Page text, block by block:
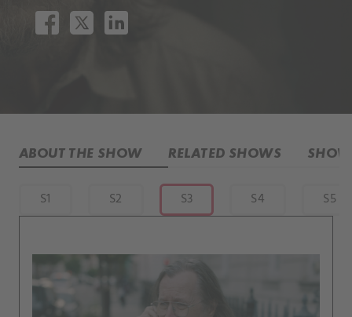
ABOUT THE SHOW RELATED SHOWS
S1 S2 S3 S4 S5